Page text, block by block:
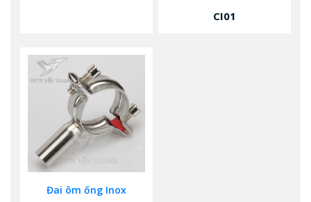
CI01
Đai ôm ống Inox